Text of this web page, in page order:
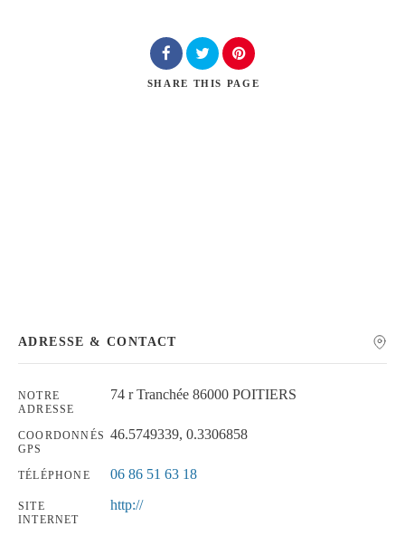
SHARE THIS PAGE
ADRESSE & CONTACT
NOTRE
ADRESSE
74 r Tranchée 86000 POITIERS
COORDONNÉS
GPS
46.5749339, 0.3306858
TÉLÉPHONE 06 86 51 63 18
SITE
INTERNET
http://